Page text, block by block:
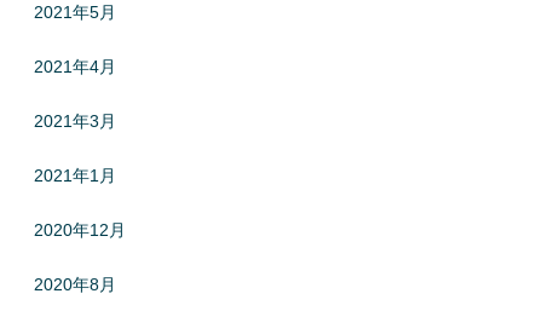
2021年5月
2021年4月
2021年3月
2021年1月
2020年12月
2020年8月